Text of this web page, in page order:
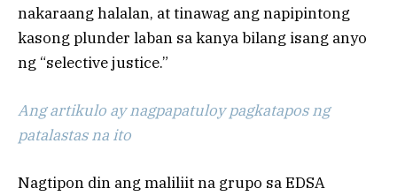
nakaraang halalan, at tinawag ang napipintong
kasong plunder laban sa kanya bilang isang anyo
ng “selective justice.”
Ang artikulo ay nagpapatuloy pagkatapos ng
patalastas na ito
Nagtipon din ang maliliit na grupo sa EDSA